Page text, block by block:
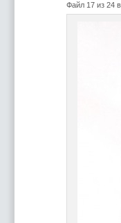
Файл 17 из 24